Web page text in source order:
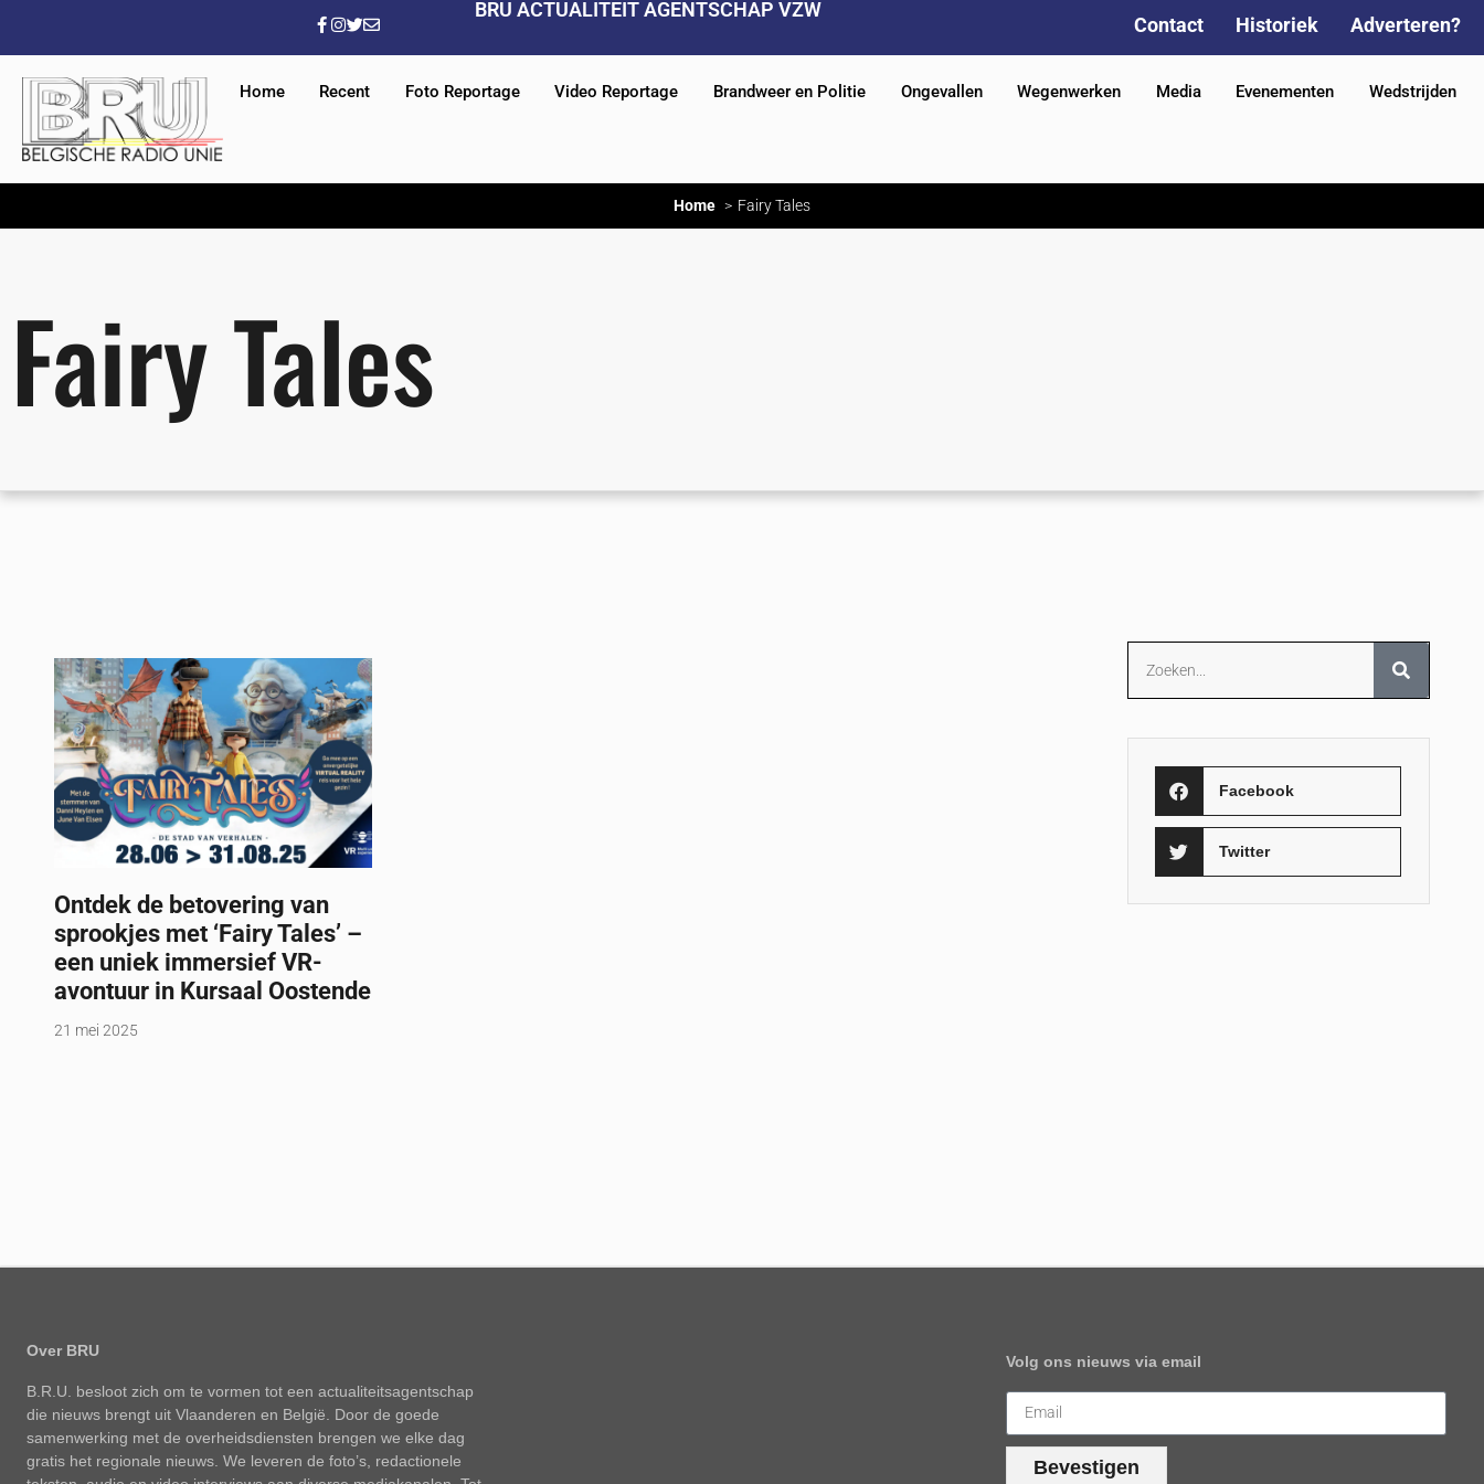
BRU ACTUALITEIT AGENTSCHAP VZW
Contact Historiek Adverteren?
Home Recent Foto Reportage Video Reportage Brandweer en Politie Ongevallen Wegenwerken Media Evenementen Wedstrijden
Home Fairy Tales
Fairy Tales
Ontdek de betovering van
sprookjes met ‘Fairy Tales’ –
een uniek immersief VR-
avontuur in Kursaal Oostende
21 mei 2025
Facebook
Twitter
Over BRU
B.R.U. besloot zich om te vormen tot een actualiteitsagentschap
die nieuws brengt uit Vlaanderen en België. Door de goede
samenwerking met de overheidsdiensten brengen we elke dag
gratis het regionale nieuws. We leveren de foto’s, redactionele
Volg ons nieuws via email
Bevestigen